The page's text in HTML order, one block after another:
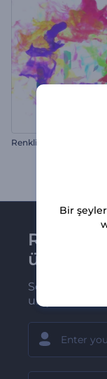
üye olun
Son haber ve
ulaşsın
Bir